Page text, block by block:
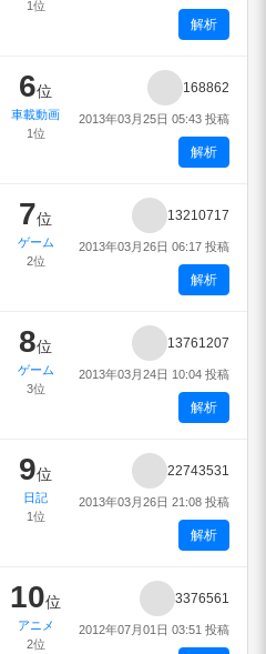
1位
解析
6位
車載動画
1位
168862
2013年03月25日 05:43 投稿
解析
7位
ゲーム
2位
13210717
2013年03月26日 06:17 投稿
解析
8位
ゲーム
3位
13761207
2013年03月24日 10:04 投稿
解析
9位
日記
1位
22743531
2013年03月26日 21:08 投稿
解析
10位
アニメ
2位
3376561
2012年07月01日 03:51 投稿